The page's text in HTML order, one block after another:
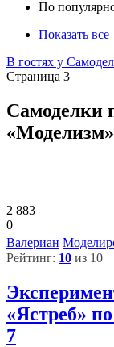
По
Показать все
В гостях у
Страница 3
Самоделки
«Моделизм»
2 883
0
Валериан
Рейтинг: 10 из 10
«Ястреб»
7